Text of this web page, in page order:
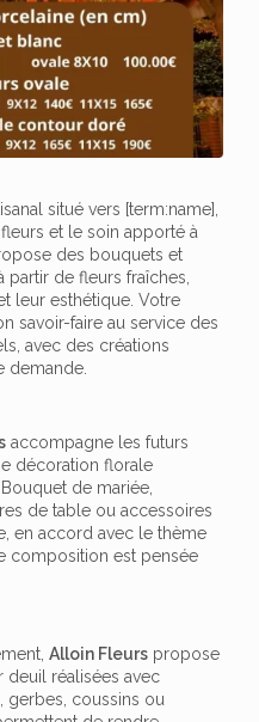
situé vers [term:name],
et le soin apporté à
des bouquets et
de fleurs fraîches,
leur esthétique. Votre
savoir-faire au service des
avec des créations
demande.
accompagne les futurs
décoration florale
de mariée,
de table ou accessoires
en accord avec le thème
composition est pensée
Alloin Fleurs propose
réalisées avec
gerbes, coussins ou